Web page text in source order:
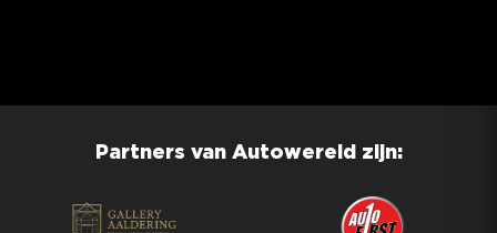
Partners van Autowereld zijn: